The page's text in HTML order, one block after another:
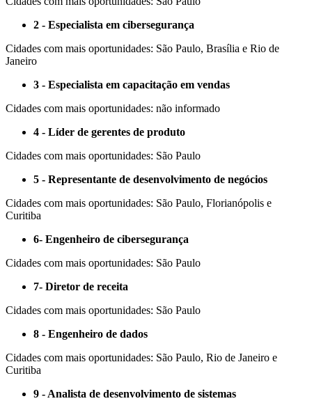
2 - Especialista em cibersegurança
Cidades com mais oportunidades: São Paulo, Brasília e Rio de
Janeiro
3 - Especialista em capacitação em vendas
Cidades com mais oportunidades: não informado
4 - Líder de gerentes de produto
Cidades com mais oportunidades: São Paulo
5 - Representante de desenvolvimento de negócios
Cidades com mais oportunidades: São Paulo, Florianópolis e
Curitiba
6- Engenheiro de cibersegurança
Cidades com mais oportunidades: São Paulo
7- Diretor de receita
Cidades com mais oportunidades: São Paulo
8 - Engenheiro de dados
Cidades com mais oportunidades: São Paulo, Rio de Janeiro e
Curitiba
9 - Analista de desenvolvimento de sistemas